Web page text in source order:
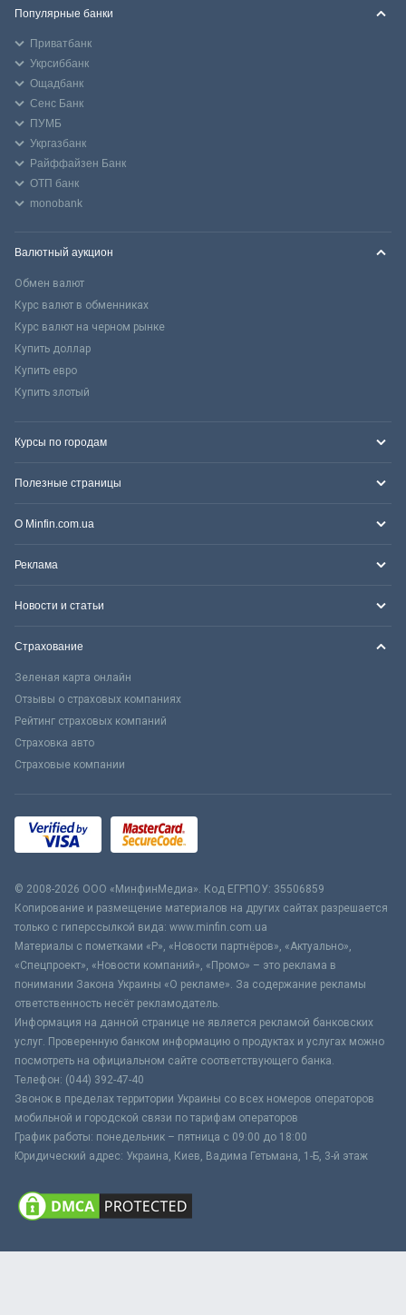
Популярные банки
Приватбанк
Укрсиббанк
Ощадбанк
Сенс Банк
ПУМБ
Укргазбанк
Райффайзен Банк
ОТП банк
monobank
Валютный аукцион
Обмен валют
Курс валют в обменниках
Курс валют на черном рынке
Купить доллар
Купить евро
Купить злотый
Курсы по городам
Полезные страницы
О Minfin.com.ua
Реклама
Новости и статьи
Страхование
Зеленая карта онлайн
Отзывы о страховых компаниях
Рейтинг страховых компаний
Страховка авто
Страховые компании
© 2008-2026 ООО «МинфинМедиа». Код ЕГРПОУ: 35506859
Копирование и размещение материалов на других сайтах разрешается
только с гиперссылкой вида: www.minfin.com.ua
Материалы с пометками «Р», «Новости партнёров», «Актуально»,
«Спецпроект», «Новости компаний», «Промо» – это реклама в
понимании Закона Украины «О рекламе». За содержание рекламы
ответственность несёт рекламодатель.
Информация на данной странице не является рекламой банковских
услуг. Проверенную банком информацию о продуктах и услугах можно
посмотреть на официальном сайте соответствующего банка.
Телефон: (044) 392-47-40
Звонок в пределах территории Украины со всех номеров операторов
мобильной и городской связи по тарифам операторов
График работы: понедельник – пятница с 09:00 до 18:00
Юридический адрес: Украина, Киев, Вадима Гетьмана, 1-Б, 3-й этаж